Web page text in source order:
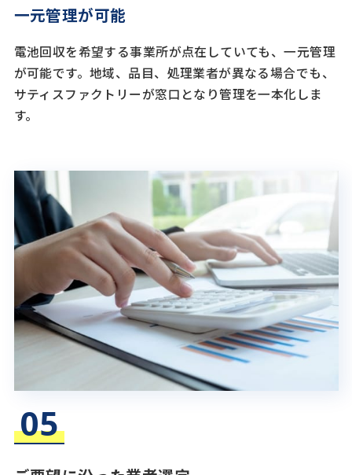
一元管理が可能
電池回収を希望する事業所が点在していても、一元管理
が可能です。地域、品目、処理業者が異なる場合でも、
サティスファクトリーが窓口となり管理を一本化しま
す。